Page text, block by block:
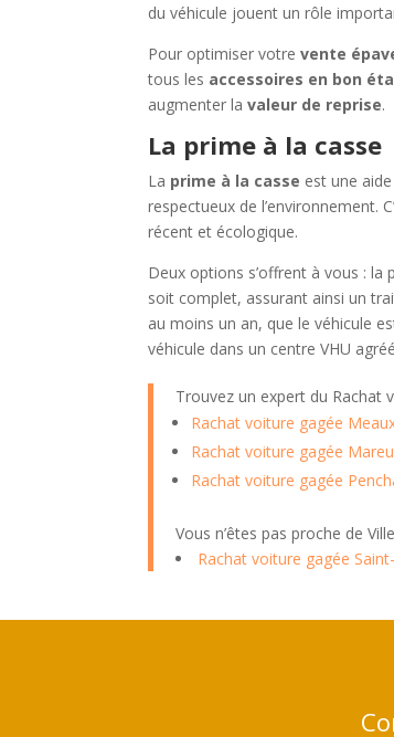
du véhicule jouent un rôle
Pour optimiser votrevente
tous les accessoires en bon
augmenter lavaleur de reprise.
La prime à la casse
La prime à la casse est une
respectueux de l’environnement.
récent et écologique.
Deux options s’offrent à vous :
soit complet, assurant ainsi un
au moins un an, que le véhicule
véhicule dans un centre VHU
Trouvez un expert du Rachat
Rachat voiture gagée
Rachat voiture gagée
Rachat voiture gagée
Vous n’êtes pas proche de
Rachat voiture gagée